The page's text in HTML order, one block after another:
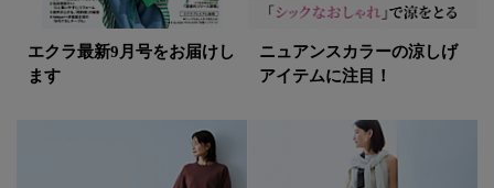
エクラ最新9月号をお届けし
ます
ニュアンスカラーの涼しげ
アイテムに注目！